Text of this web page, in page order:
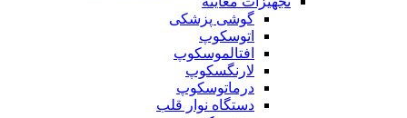
گوشی پزشکی
اتوسکوپ
افتالموسکوپ
لارنگسکوپ
درماتوسکوپ
دستگاه نوار قلب